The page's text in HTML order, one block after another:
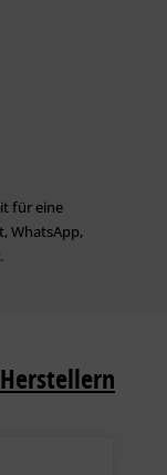
für eine
WhatsApp,